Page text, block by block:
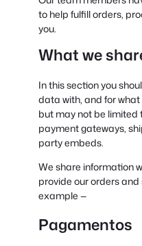
to help fulfill orders,
you.
What we
In this section you
data with, and for
but may not be limited
payment gateways,
party embeds.
We share information
provide our orders and
example —
Pagamentos